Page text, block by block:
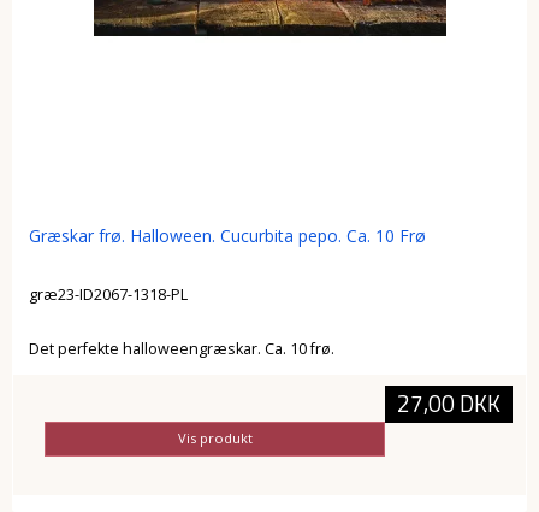
Græskar frø. Halloween. Cucurbita pepo. Ca. 10 Frø
græ23-ID2067-1318-PL
Det perfekte halloweengræskar. Ca. 10 frø.
27,00 DKK
Vis produkt